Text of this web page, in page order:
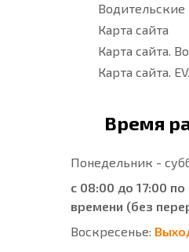
Карта сайта
Карта сайта.
Карта сайта.
Время
Понедельник -
с 08:00 до 17:00
времени (без
Воскресенье: